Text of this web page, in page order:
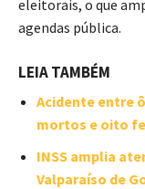
eleitorais, o que
agendas pública.
LEIA TAMBÉM
Acidente entre
mortos e oito
INSS amplia
Valparaíso de